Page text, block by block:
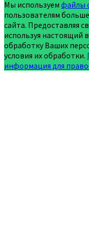
Мы используем файлы
пользователям
сайта. Предоставляя
используя настоящий
обработку Ваших
условия их обработки.
информация для